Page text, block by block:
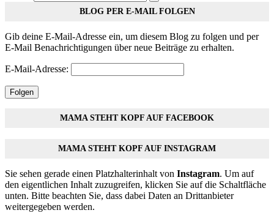
BLOG PER E-MAIL FOLGEN
Gib deine E-Mail-Adresse ein, um diesem Blog zu folgen und per
E-Mail Benachrichtigungen über neue Beiträge zu erhalten.
E-Mail-Adresse:
Folgen
MAMA STEHT KOPF AUF FACEBOOK
MAMA STEHT KOPF AUF INSTAGRAM
Sie sehen gerade einen Platzhalterinhalt von Instagram. Um auf
den eigentlichen Inhalt zuzugreifen, klicken Sie auf die Schaltfläche
unten. Bitte beachten Sie, dass dabei Daten an Drittanbieter
weitergegeben werden.